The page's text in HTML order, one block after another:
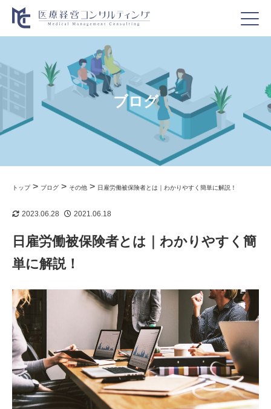
ブログ
トップ> ブログ > その他 > 日雇労働被保険者とは｜わかりやすく簡単に解説！
2023.06.28 2021.06.18
日雇労働被保険者とは｜わかりやすく簡
単に解説！